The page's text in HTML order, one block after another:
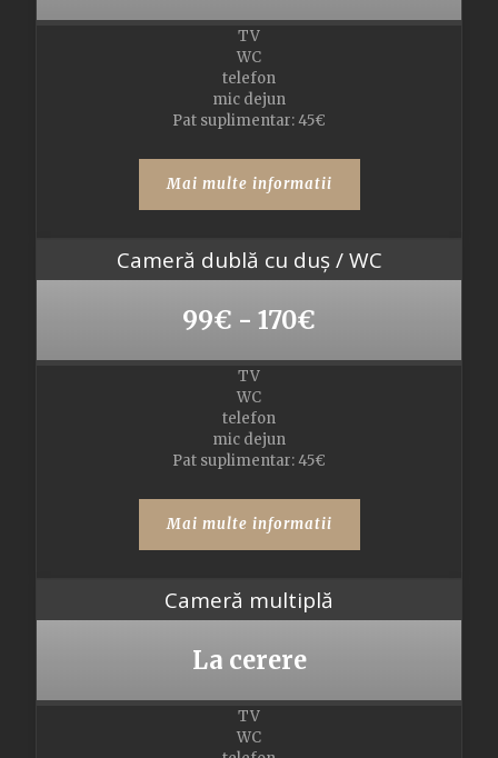
TV
WC
telefon
mic dejun
Pat suplimentar: 45€
Mai multe informatii
Cameră dublă cu duș / WC
99€ - 170€
TV
WC
telefon
mic dejun
Pat suplimentar: 45€
Mai multe informatii
Cameră multiplă
La cerere
TV
WC